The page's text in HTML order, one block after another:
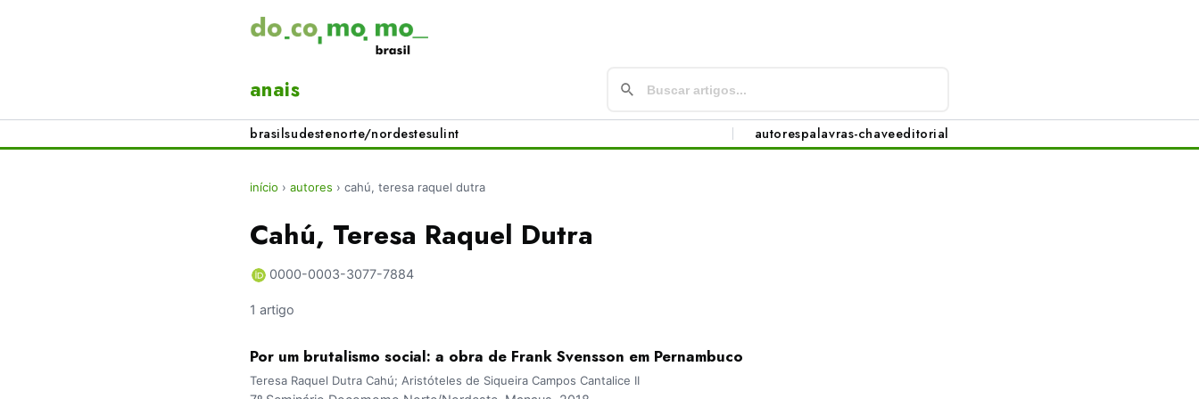
anais
brasilsudestenorte/nordestesulint autorespalavras-chaveeditorial
início › autores › cahú, teresa raquel dutra
Cahú, Teresa Raquel Dutra
0000-0003-3077-7884
1 artigo
Por um brutalismo social: a obra de Frank Svensson em Pernambuco
Teresa Raquel Dutra Cahú; Aristóteles de Siqueira Campos Cantalice II